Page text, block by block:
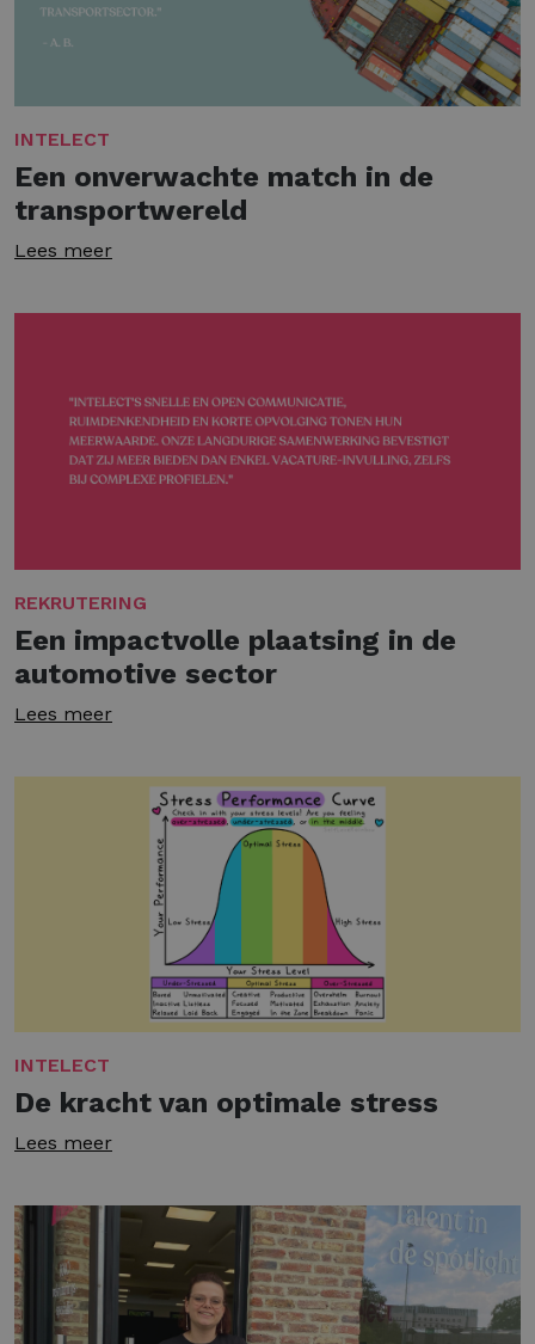
INTELECT
Een onverwachte match in de
transportwereld
Lees meer
REKRUTERING
Een impactvolle plaatsing in de
automotive sector
Lees meer
INTELECT
De kracht van optimale stress
Lees meer